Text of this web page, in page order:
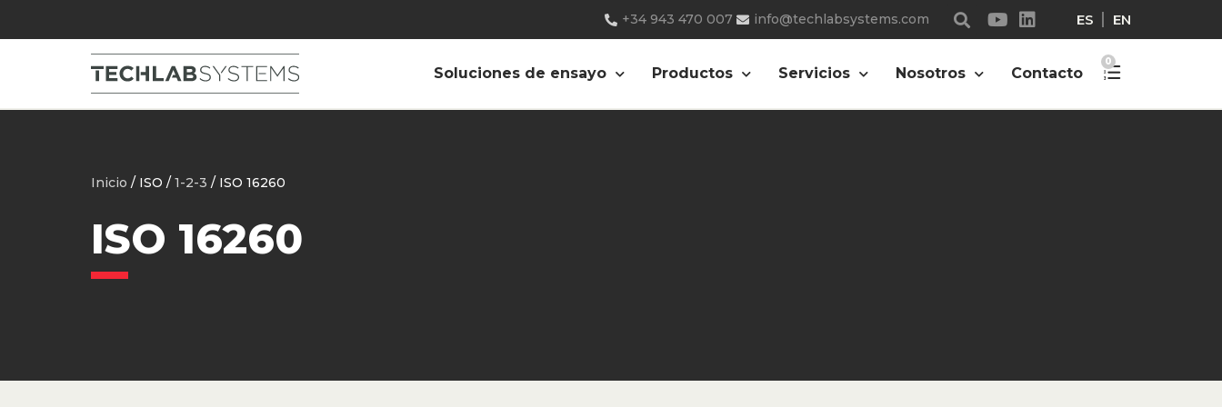
+34 943 470 007 info@techlabsystems.com ES EN
Soluciones de ensayo Productos Servicios Nosotros Contacto
0
Inicio / ISO / 1-2-3 / ISO 16260
ISO 16260